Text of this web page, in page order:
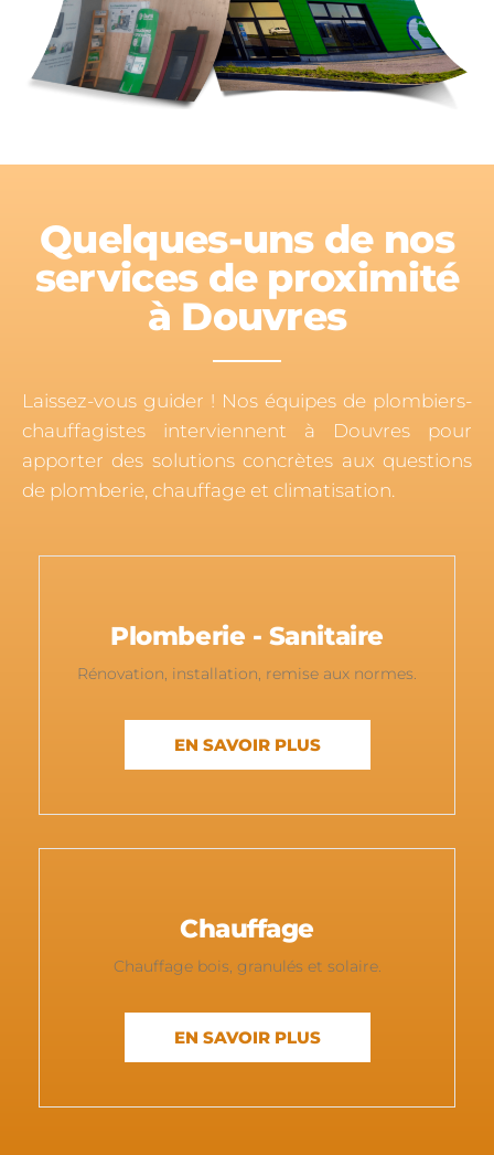
Quelques-uns de nos
services de proximité
à Douvres
Laissez-vous guider ! Nos équipes de plombiers-
chauffagistes interviennent à Douvres pour
apporter des solutions concrètes aux questions
de plomberie, chauffage et climatisation.
Plomberie - Sanitaire
Rénovation, installation, remise aux normes.
EN SAVOIR PLUS
Chauffage
Chauffage bois, granulés et solaire.
EN SAVOIR PLUS